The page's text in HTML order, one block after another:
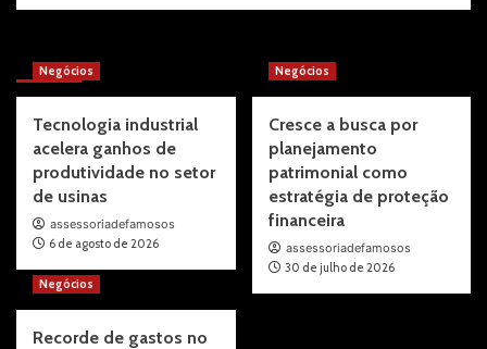
More Stories
Negócios
Tecnologia industrial
acelera ganhos de
produtividade no setor
de usinas
assessoriadefamosos
6 de agosto de 2026
Negócios
Cresce a busca por
planejamento
patrimonial como
estratégia de proteção
financeira
assessoriadefamosos
30 de julho de 2026
Negócios
Recorde de gastos no